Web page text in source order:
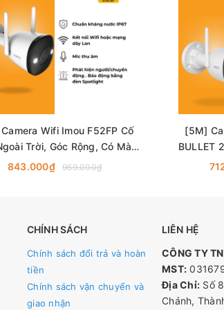
HD, thu chi tiết nhỏ nhất như khuôn mặt,
bao quát mọi góc khuất, không còn điểm
thân, cảnh báo kẻ lạ với âm thanh rõ ràng.
trời tối, hình ảnh trắng đen sắc nét.
lưu trữ đám mây an toàn.
hình ảnh sắc nét, cảnh báo thông minh, lắp
nhân.
Wifi Imou F52FP Cố
Trời, Góc Rộng, Có Màu
Ban Đêm
843.000₫ 969.000₫
[5M]
BULLET
CHÍNH SÁCH
Chính sách đổi trả và hoàn
tiền
Chính sách vận chuyển và
giao nhận
LIÊN HỆ
CÔNG TY
MST:
Địa Chỉ: Số
Chánh,